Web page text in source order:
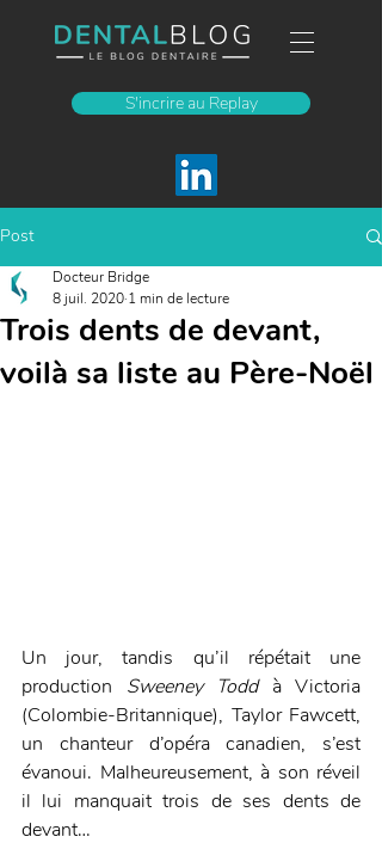
S'incrire au Replay
Post
Trois dents de devant,
voilà sa liste au Père-Noël
Docteur Bridge
8 juil. 2020 1 min de lecture
Un jour, tandis qu’il répétait une
production Sweeney Todd à Victoria
(Colombie-Britannique), Taylor Fawcett,
un chanteur d’opéra canadien, s’est
évanoui. Malheureusement, à son réveil
il lui manquait trois de ses dents de
devant…